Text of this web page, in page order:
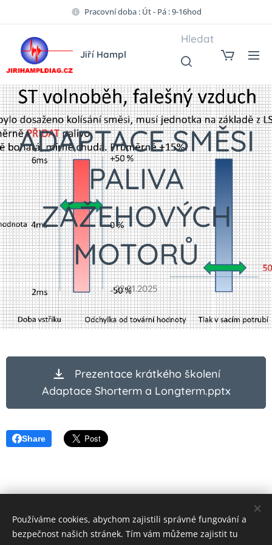
Pracovní doba : Út - Pá : 9-16hod
Jiří Hampl
Hledat
ADAPTACE SMĚSI
PALIVA
ZÁŽEHOVÝCH
MOTORŮ
22.01.2025
Prezentace krátkého školení
Adaptace Shorterm a Longterm.pptx
Share
© 2023 Všechna práva vyhrazena
Cookies
Používáme cookies, abychom zajistili správné fungování a
bezpečnost našich stránek. Tím vám můžeme zajistit tu